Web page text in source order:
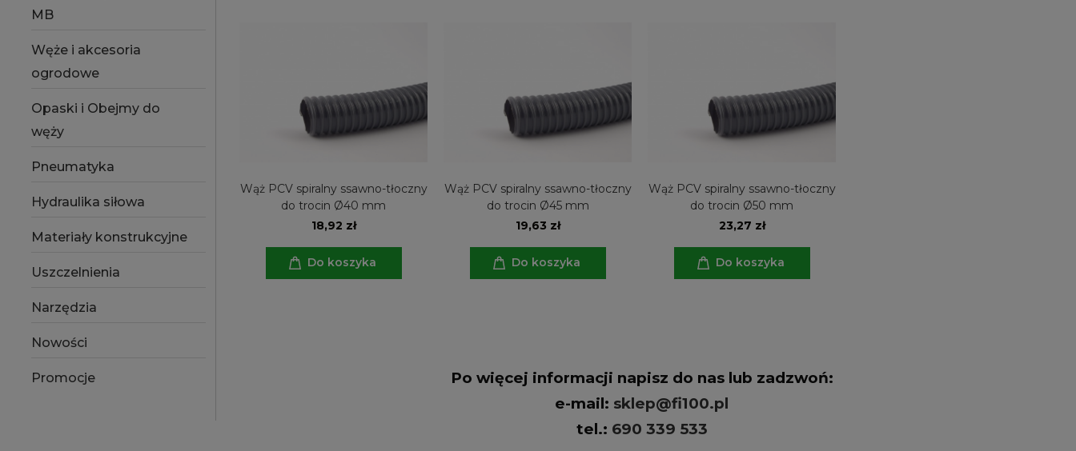
MB
Węże i akcesoria
ogrodowe
Opaski i Obejmy do
węży
Pneumatyka
Hydraulika siłowa
Materiały konstrukcyjne
Uszczelnienia
Narzędzia
Nowości
Promocje
Wąż PCV spiralny ssawno-tłoczny
do trocin Ø40 mm
18,92 zł
Do koszyka
Wąż PCV spiralny ssawno-tłoczny
do trocin Ø45 mm
19,63 zł
Do koszyka
Wąż PCV spiralny ssawno-tłoczny
do trocin Ø50 mm
23,27 zł
Do koszyka
Po więcej informacji napisz do nas lub zadzwoń:
e-mail: sklep@fi100.pl
tel.: 690 339 533